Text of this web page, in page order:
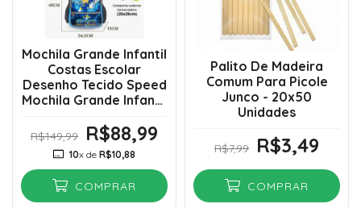
Mochila Grande Infantil
Costas Escolar
Desenho Tecido Speed
Mochila Grande Infantil
Desenho Tecido Speed
R$149,99 R$88,99
10x deR$10,88
COMPRAR
Palito De Madeira
Comum Para Picole
Junco - 20x50
Unidades
R$7,99 R$3,49
COMPRAR